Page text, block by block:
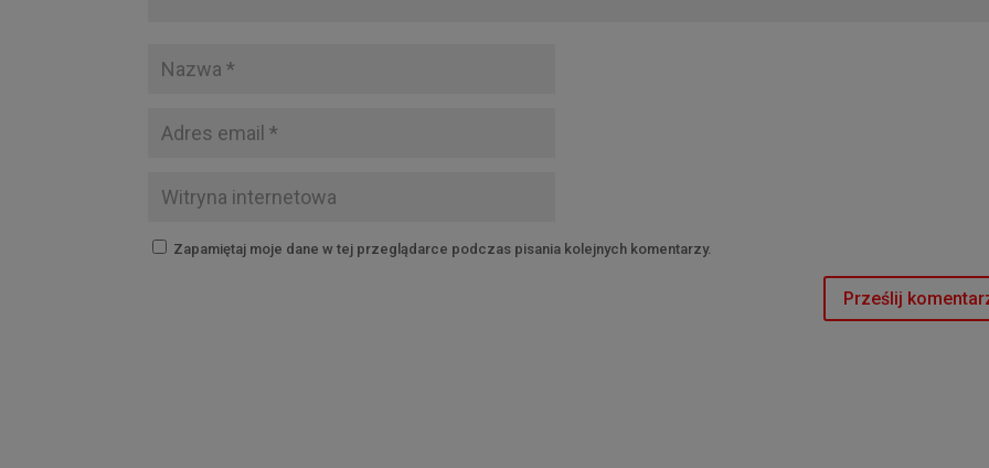
Zapamiętaj moje dane w tej przeglądarce podczas pisania kolejnych komentarzy.